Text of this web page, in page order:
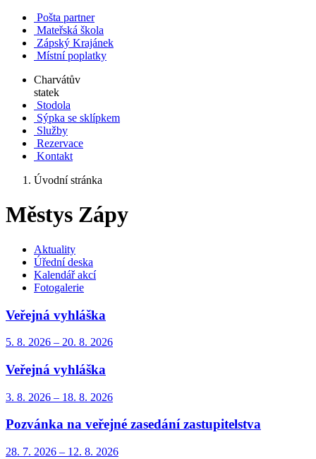
Pošta partner
Mateřská škola
Zápský Krajánek
Místní poplatky
Charvátův
statek
Stodola
Sýpka se sklípkem
Služby
Rezervace
Kontakt
Úvodní stránka
Městys Zápy
Aktuality
Úřední deska
Kalendář akcí
Fotogalerie
Veřejná vyhláška
5. 8. 2026 – 20. 8. 2026
Veřejná vyhláška
3. 8. 2026 – 18. 8. 2026
Pozvánka na veřejné zasedání zastupitelstva
28. 7. 2026 – 12. 8. 2026